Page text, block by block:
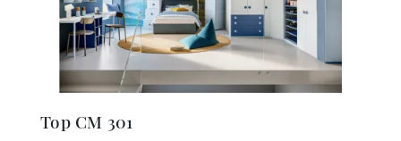
Top CM 301